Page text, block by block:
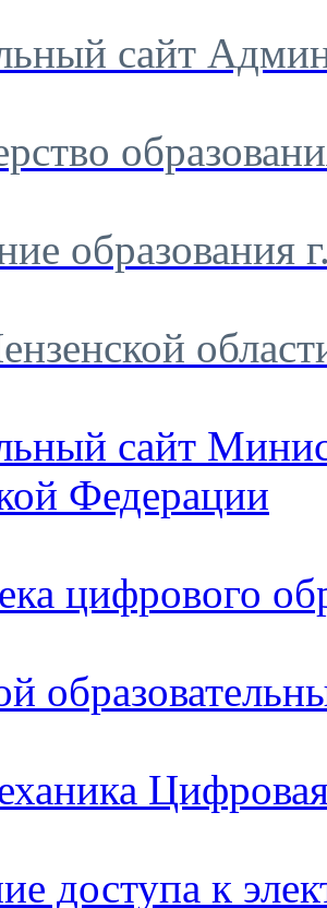
сайт
образования
сайт
Федерации
цифрового
доступа к